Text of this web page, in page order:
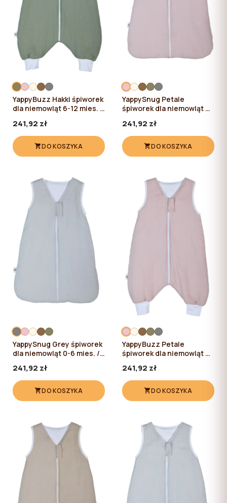
YappyBuzz Hakki śpiworek
dla niemowląt 6-12 mies. /
241,92 zł
DO KOSZYKA
YappySnug Petale
śpiworek dla niemowląt 0-
241,92 zł
DO KOSZYKA
YappySnug Grey śpiworek
dla niemowląt 0-6 mies. /
241,92 zł
DO KOSZYKA
YappyBuzz Petale
śpiworek dla niemowląt 6-
241,92 zł
DO KOSZYKA